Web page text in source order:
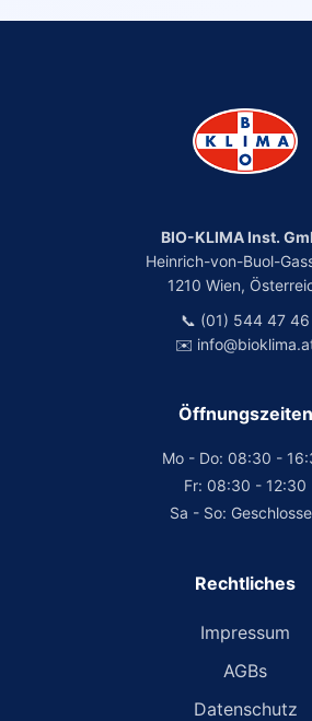
BIO-KLIMA Inst.
Heinrich-von-Buol-
1210 Wien,
📞 (01) 544 47 46
✉️
Öffnungszeiten
Mo - Do: 08:30 -
Fr: 08:30 - 12:30
Sa - So:
Rechtliches
Impressum
AGBs
Datenschutz